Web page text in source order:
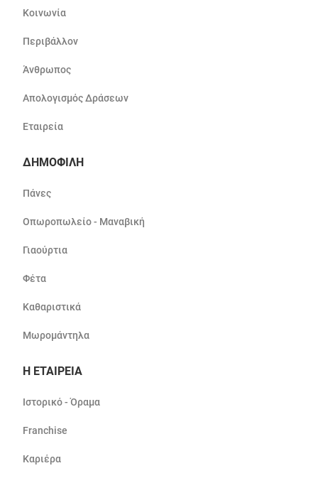
Κοινωνία
Περιβάλλον
Άνθρωπος
Απολογισμός Δράσεων
Εταιρεία
ΔΗΜΟΦΙΛΗ
Πάνες
Οπωροπωλείο - Μαναβική
Γιαούρτια
Φέτα
Καθαριστικά
Μωρομάντηλα
Η ΕΤΑΙΡΕΙΑ
Ιστορικό - Όραμα
Franchise
Καριέρα